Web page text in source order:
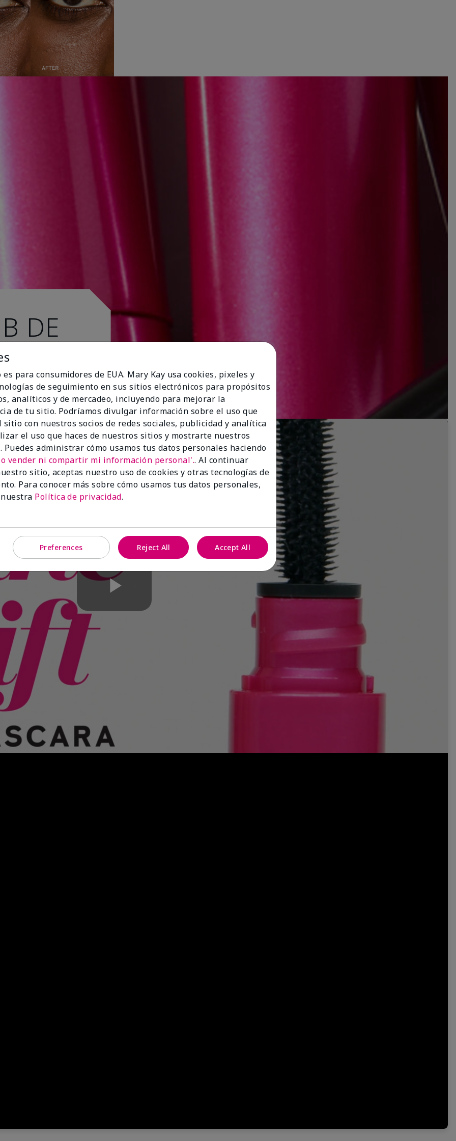
DE
Play
para consumidores de EUA. Mary Kay usa cookies, pixeles y
de seguimiento en sus sitios electrónicos para propósitos
analíticos y de mercadeo, incluyendo para mejorar la
de tu sitio. Podríamos divulgar información sobre el uso que
sitio con nuestros socios de redes sociales, publicidad y analítica
el uso que haces de nuestros sitios y mostrarte nuestros
Puedes administrar cómo usamos tus datos personales haciendo
vender ni compartir mi información personal'.. Al continuar
sitio, aceptas nuestro uso de cookies y otras tecnologías de
Para conocer más sobre cómo usamos tus datos personales,
Política de privacidad.
Preferences Reject All Accept All